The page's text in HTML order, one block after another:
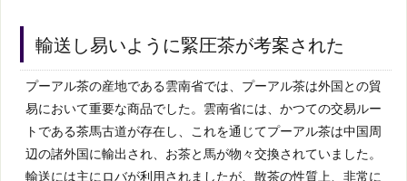
輸送し易いように緊圧茶が考案された
プーアル茶の産地である雲南省では、プーアル茶は外国との貿
易において重要な商品でした。雲南省には、かつての交易ルー
トである茶馬古道が存在し、これを通じてプーアル茶は中国周
辺の諸外国に輸出され、お茶と馬が物々交換されていました。
輸送には主にロバが利用されましたが、散茶の性質上、非常に